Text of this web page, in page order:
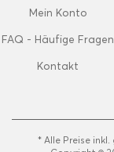
Mein Konto
FAQ - Häufige Fragen
Kontakt
* Alle Preise